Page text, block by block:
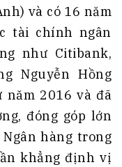
và có 16 năm
tài chính ngân
như Citibank,
Nguyễn Hồng
năm 2016 và đã
đóng góp lớn
hàng trong
khẳng định vị